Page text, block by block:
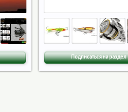
Подписаться на раздел